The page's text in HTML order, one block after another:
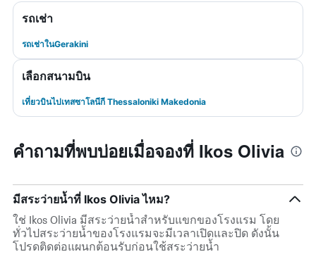
รถเช่า
รถเช่าในGerakini
เลือกสนามบิน
เที่ยวบินไปเทสซาโลนีกี Thessaloniki Makedonia
คำถามที่พบบ่อยเมื่อจองที่ Ikos Olivia
มีสระว่ายน้ำที่ Ikos Olivia ไหม?
ใช่ Ikos Olivia มีสระว่ายน้ำสำหรับแขกของโรงแรม โดย
ทั่วไปสระว่ายน้ำของโรงแรมจะมีเวลาเปิดและปิด ดังนั้น
โปรดติดต่อแผนกต้อนรับก่อนใช้สระว่ายน้ำ